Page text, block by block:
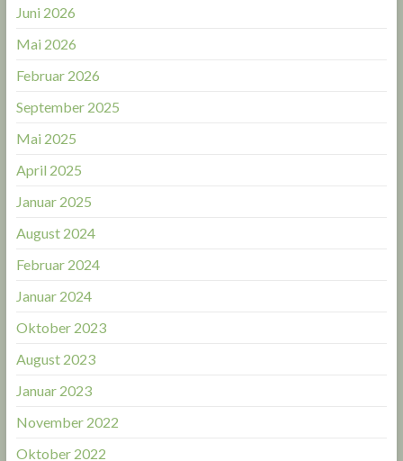
Juni 2026
Mai 2026
Februar 2026
September 2025
Mai 2025
April 2025
Januar 2025
August 2024
Februar 2024
Januar 2024
Oktober 2023
August 2023
Januar 2023
November 2022
Oktober 2022